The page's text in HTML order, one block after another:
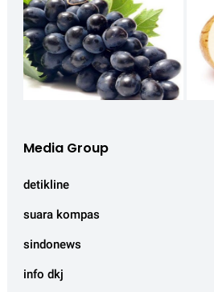
Media Group
detikline
suara kompas
sindonews
info dkj